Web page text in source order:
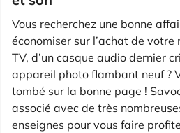
Vorwerk
et Loisirs
cadeaux Fleurs
plein air Énergie
Mariages, baptêmes et
Vous recherchez une bonne
économiser sur l’achat de votre
TV, d’un casque audio dernier
appareil photo flambant neuf ?
tombé sur la bonne page !
associé avec de très
enseignes pour vous faire